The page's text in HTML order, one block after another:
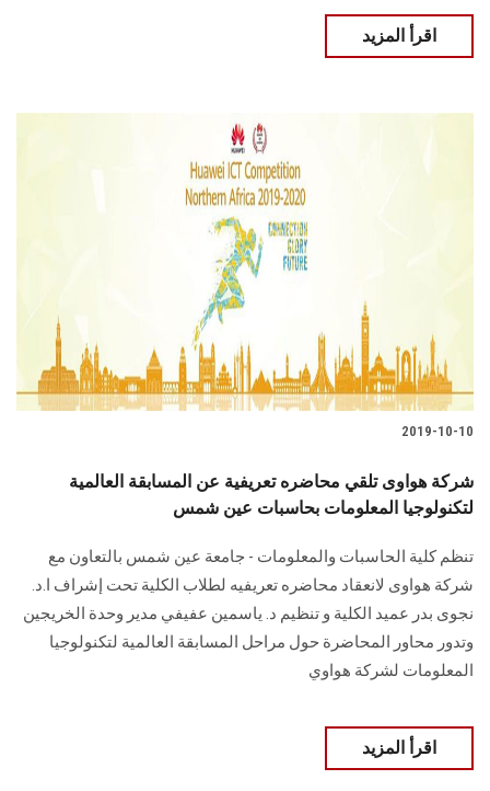
اقرأ المزيد
2019-10-10
شركة هواوى تلقي محاضره تعريفية عن المسابقة العالمية
لتكنولوجيا المعلومات بحاسبات عين شمس
تنظم كلية الحاسبات والمعلومات - جامعة عين شمس بالتعاون مع
شركة هواوى لانعقاد محاضره تعريفيه لطلاب الكلية تحت إشراف ا.د.
نجوى بدر عميد الكلية و تنظيم د. ياسمين عفيفي مدير وحدة الخريجين
وتدور محاور المحاضرة حول مراحل المسابقة العالمية لتكنولوجيا
المعلومات لشركة هواوي
اقرأ المزيد